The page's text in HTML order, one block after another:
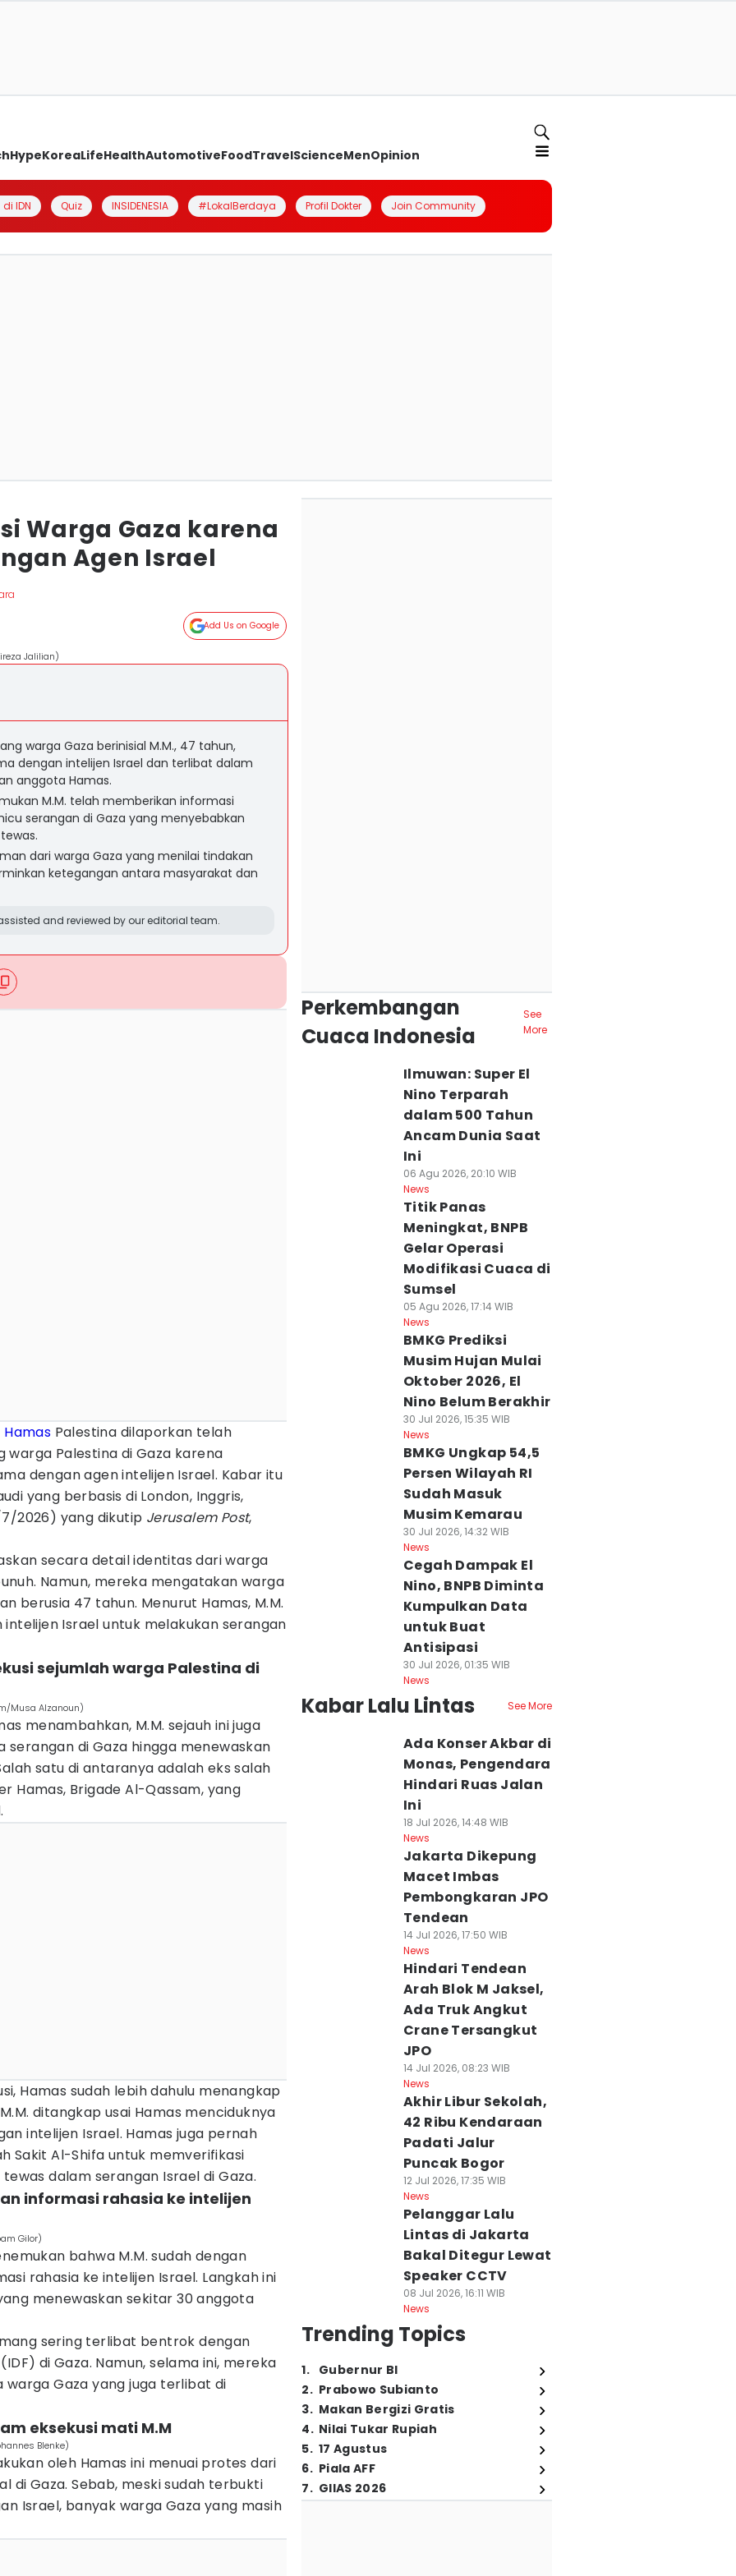
HypeKoreaLifeHealthAutomotiveFoodTravelScienceMenOpinion
IDN Quiz INSIDENESIA #LokalBerdaya Profil Dokter Join Community
Warga Gaza karena
Agen Israel
Add Us on Google
Jalilian)
warga Gaza berinisial M.M., 47 tahun,
dengan intelijen Israel dan terlibat dalam
anggota Hamas.
M.M. telah memberikan informasi
serangan di Gaza yang menyebabkan
dari warga Gaza yang menilai tindakan
ketegangan antara masyarakat dan
and reviewed by our editorial team.
Hamas Palestina dilaporkan telah
warga Palestina di Gaza karena
dengan agen intelijen Israel. Kabar itu
yang berbasis di London, Inggris,
2026) yang dikutip Jerusalem Post,
secara detail identitas dari warga
Namun, mereka mengatakan warga
berusia 47 tahun. Menurut Hamas, M.M.
Israel untuk melakukan serangan
sejumlah warga Palestina di
Musa Alzanoun)
menambahkan, M.M. sejauh ini juga
di Gaza hingga menewaskan
satu di antaranya adalah eks salah
Hamas, Brigade Al-Qassam, yang
Hamas sudah lebih dahulu menangkap
ditangkap usai Hamas menciduknya
intelijen Israel. Hamas juga pernah
Sakit Al-Shifa untuk memverifikasi
dalam serangan Israel di Gaza.
informasi rahasia ke intelijen
Gilor)
bahwa M.M. sudah dengan
rahasia ke intelijen Israel. Langkah ini
menewaskan sekitar 30 anggota
sering terlibat bentrok dengan
di Gaza. Namun, selama ini, mereka
Gaza yang juga terlibat di
eksekusi mati M.M
Blenke)
oleh Hamas ini menuai protes dari
di Gaza. Sebab, meski sudah terbukti
Israel, banyak warga Gaza yang masih
Perkembangan
Cuaca Indonesia
See
More
Ilmuwan: Super El
Nino Terparah
dalam 500 Tahun
Ancam Dunia Saat
Ini
06 Agu 2026, 20:10 WIB
News
Titik Panas
Meningkat, BNPB
Gelar Operasi
Modifikasi Cuaca di
Sumsel
05 Agu 2026, 17:14 WIB
News
BMKG Prediksi
Musim Hujan Mulai
Oktober 2026, El
Nino Belum Berakhir
30 Jul 2026, 15:35 WIB
News
BMKG Ungkap 54,5
Persen Wilayah RI
Sudah Masuk
Musim Kemarau
30 Jul 2026, 14:32 WIB
News
Cegah Dampak El
Nino, BNPB Diminta
Kumpulkan Data
untuk Buat
Antisipasi
30 Jul 2026, 01:35 WIB
News
Kabar Lalu Lintas See More
Ada Konser Akbar di
Monas, Pengendara
Hindari Ruas Jalan
Ini
18 Jul 2026, 14:48 WIB
News
Jakarta Dikepung
Macet Imbas
Pembongkaran JPO
Tendean
14 Jul 2026, 17:50 WIB
News
Hindari Tendean
Arah Blok M Jaksel,
Ada Truk Angkut
Crane Tersangkut
JPO
14 Jul 2026, 08:23 WIB
News
Akhir Libur Sekolah,
42 Ribu Kendaraan
Padati Jalur
Puncak Bogor
12 Jul 2026, 17:35 WIB
News
Pelanggar Lalu
Lintas di Jakarta
Bakal Ditegur Lewat
Speaker CCTV
08 Jul 2026, 16:11 WIB
News
Trending Topics
1. Gubernur BI
2. Prabowo Subianto
3. Makan Bergizi Gratis
4. Nilai Tukar Rupiah
5. 17 Agustus
6. Piala AFF
7. GIIAS 2026